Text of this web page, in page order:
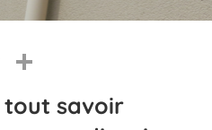
WhatsApp
tout savoir